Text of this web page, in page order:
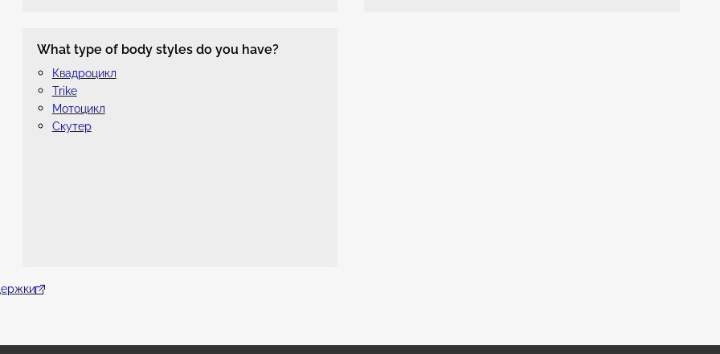
What type of body styles do you have?
Квадроцикл
Trike
Мотоцикл
Скутер